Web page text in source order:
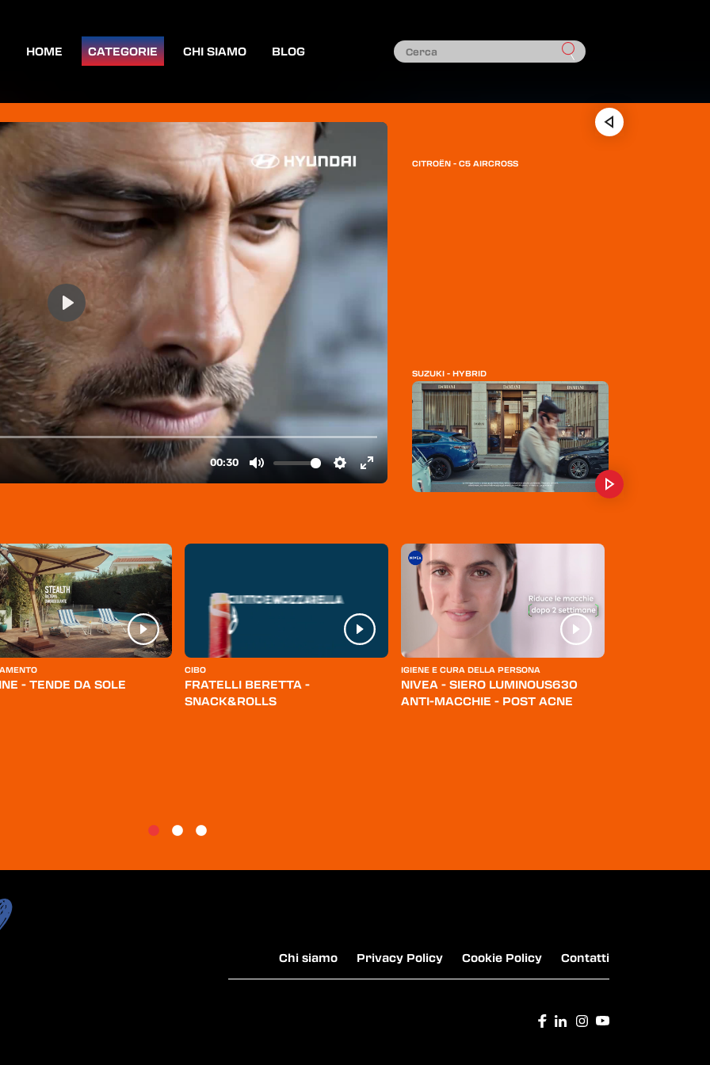
HOME CATEGORIE CHI SIAMO BLOG
CITROËN - C5 AIRCROSS
SUZUKI - HYBRID
DS - NUOVA N°4
VOLKSWAGEN - NUOVO T-ROC SPORT
- TENDE DA SOLE
CIBO
FRATELLI BERETTA -
SNACK&ROLLS
IGIENE E CURA DELLA PERSONA
NIVEA - SIERO LUMINOUS630
ANTI-MACCHIE - POST ACNE
Chi siamo Privacy Policy Cookie Policy Contatti